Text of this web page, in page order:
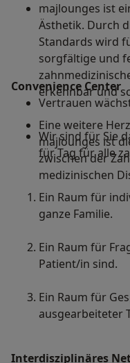
majlounges ist
Ästhetik. Durch
Standards wird
sorgfältige und
erkennbar und
Eine weitere
majlounges ist
zwischen der
medizinischen
Convenience Center
Vertrauen
Wir sind für Sie
für Tag für alle
Ein Raum für
ganze Familie.
Ein Raum für
Patient/in sind.
Ein Raum für
ausgearbeiteter
Interdisziplinäres